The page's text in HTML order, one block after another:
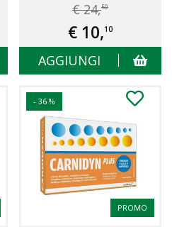
€ 24,50
€ 10,10
AGGIUNGI
- 36 %
PROMO